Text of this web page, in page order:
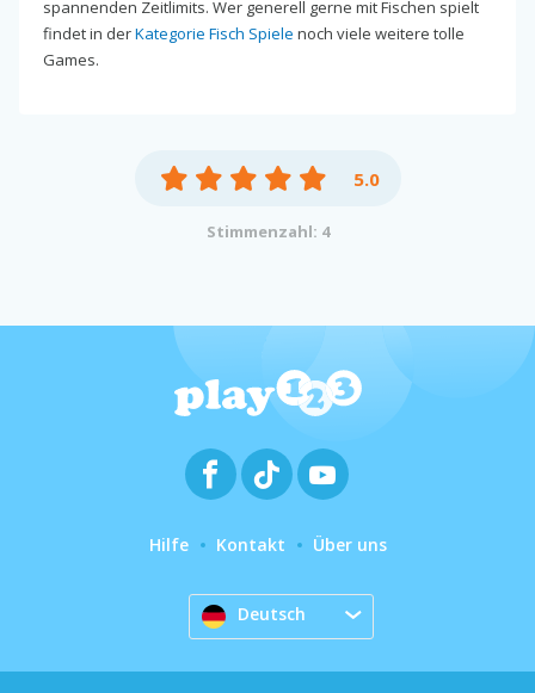
spannenden Zeitlimits. Wer generell gerne mit Fischen spielt
findet in derKategorie Fisch Spiele noch viele weitere tolle
Games.
5.0
Stimmenzahl: 4
Hilfe Kontakt Über uns
Deutsch